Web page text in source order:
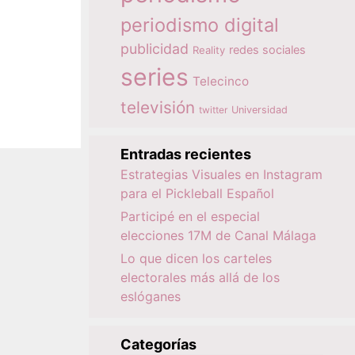
periodismo digital
publicidad Reality redes sociales
series Telecinco
televisión twitter Universidad
Entradas recientes
Estrategias Visuales en Instagram
para el Pickleball Español
Participé en el especial
elecciones 17M de Canal Málaga
Lo que dicen los carteles
electorales más allá de los
eslóganes
Categorías